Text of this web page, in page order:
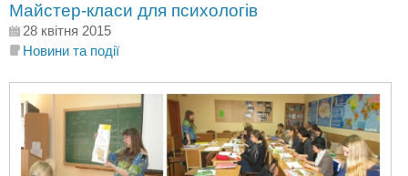
Майстер-класи для психологів
28 квітня 2015
Новини та події